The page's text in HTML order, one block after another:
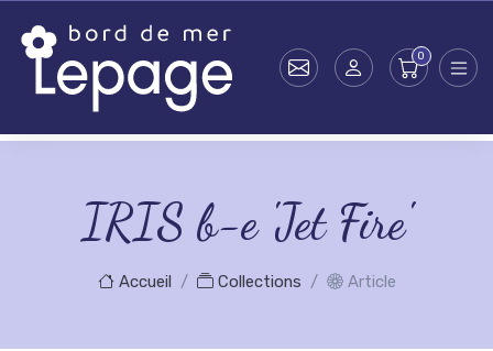
IRIS b-e 'Jet Fire'
Accueil Collections Article